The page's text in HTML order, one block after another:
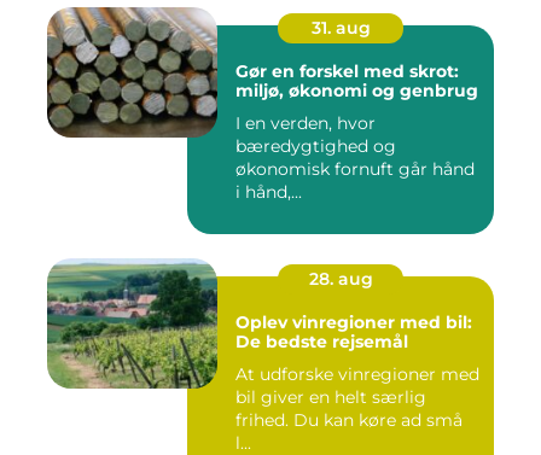
31. aug
Gør en forskel med skrot:
miljø, økonomi og genbrug
I en verden, hvor
bæredygtighed og
økonomisk fornuft går hånd
i hånd,...
28. aug
Oplev vinregioner med bil:
De bedste rejsemål
At udforske vinregioner med
bil giver en helt særlig
frihed. Du kan køre ad små
l...